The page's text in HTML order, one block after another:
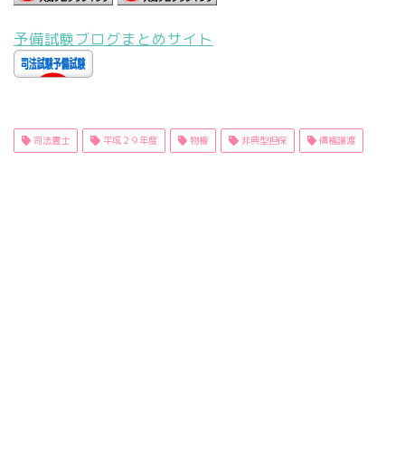
予備試験ブログまとめサイト
司法書士 平成２９年度 物権 非典型担保 債権譲渡